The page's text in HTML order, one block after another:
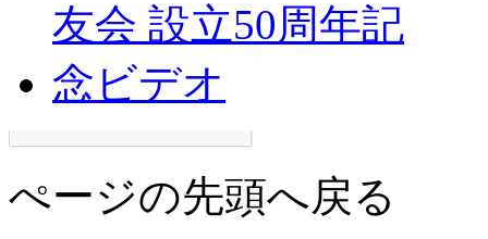
ぺージの先頭へ戻る